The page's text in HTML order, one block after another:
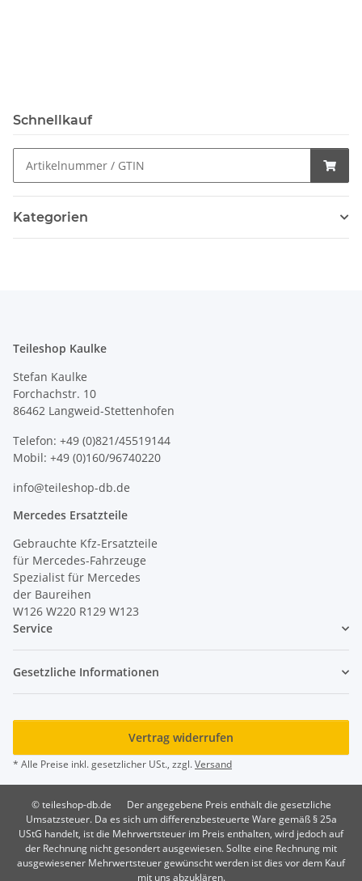
Schnellkauf
Kategorien
Teileshop Kaulke
Stefan Kaulke
Forchachstr. 10
86462 Langweid-Stettenhofen
Telefon: +49 (0)821/45519144
Mobil: +49 (0)160/96740220
info@teileshop-db.de
Mercedes Ersatzteile
Gebrauchte Kfz-Ersatzteile
für Mercedes-Fahrzeuge
Spezialist für Mercedes
der Baureihen
W126 W220 R129 W123
Service
Gesetzliche Informationen
Vertrag widerrufen
* Alle Preise inkl. gesetzlicher USt., zzgl.Versand
© teileshop-db.de
Der angegebene Preis enthält die gesetzliche
Umsatzsteuer. Da es sich um differenzbesteuerte Ware gemäß § 25a
UStG handelt, ist die Mehrwertsteuer im Preis enthalten, wird jedoch auf
der Rechnung nicht gesondert ausgewiesen. Sollte eine Rechnung mit
ausgewiesener Mehrwertsteuer gewünscht werden ist dies vor dem Kauf
mit uns abzuklären.